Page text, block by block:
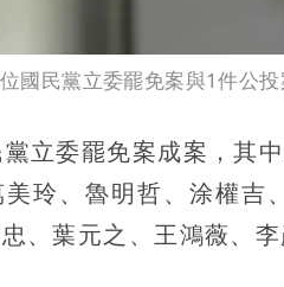
國民黨立委罷免案與1件公
立委罷免案成案，其
玲、魯明哲、涂權吉
、葉元之、王鴻薇、